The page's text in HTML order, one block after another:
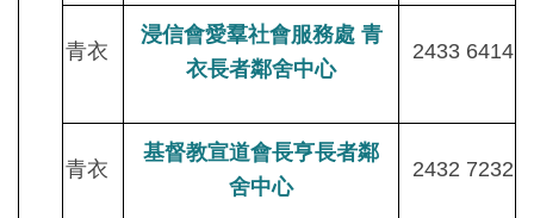
青衣
浸信會愛羣社會服務處 青
衣長者鄰舍中心
2433 6414
青衣
基督教宣道會長亨長者鄰
舍中心
2432 7232